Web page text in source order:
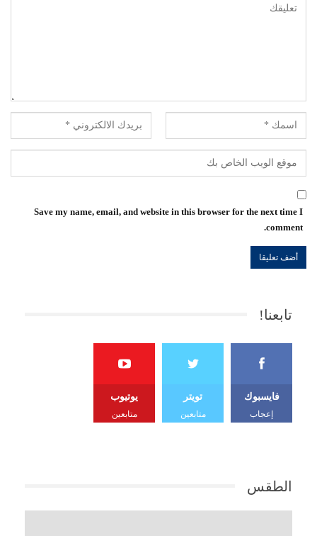
Save my name, email, and website in this browser for the next time I
comment.
تابعنا!
فايسبوك
إعجاب
تويتر
متابعين
يوتيوب
متابعين
الطقس